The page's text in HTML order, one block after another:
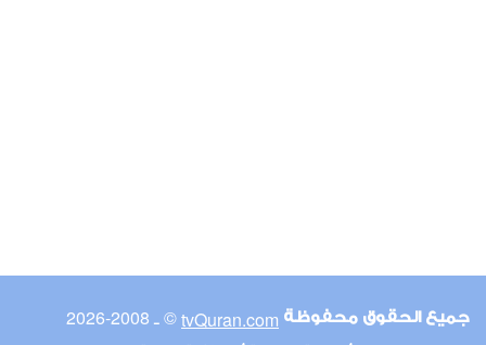
جميع الحقوق محفوظة tvQuran.com© ـ 2008-2026